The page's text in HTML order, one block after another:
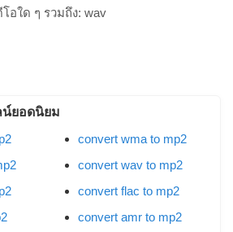
อใด ๆ รวมถึง: wav
น์ยอดนิยม
convert wma to mp2
convert wav to mp2
convert flac to mp2
convert amr to mp2